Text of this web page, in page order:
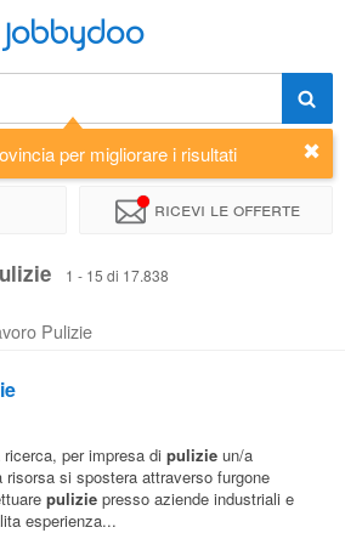
Jobbydoo
per migliorare i risultati
Ricevi le offerte
1 - 15 di 17.838
Pulizie
per impresa di pulizie un/a
risorsa si spostera attraverso furgone
pulizie presso aziende industriali e
esperienza...